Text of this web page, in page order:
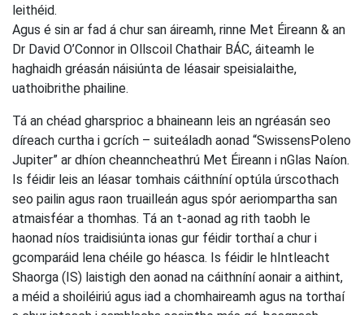
leithéid.
Agus é sin ar fad á chur san áireamh, rinne Met Éireann & an
Dr David O’Connor in Ollscoil Chathair BÁC, áiteamh le
haghaidh gréasán náisiúnta de léasair speisialaithe,
uathoibrithe phailine.
Tá an chéad gharsprioc a bhaineann leis an ngréasán seo
díreach curtha i gcrích – suiteáladh aonad “SwissensPoleno
Jupiter” ar dhíon cheanncheathrú Met Éireann i nGlas Naíon.
Is féidir leis an léasar tomhais cáithníní optúla úrscothach
seo pailin agus raon truailleán agus spór aeriompartha san
atmaisféar a thomhas. Tá an t-aonad ag rith taobh le
haonad níos traidisiúnta ionas gur féidir torthaí a chur i
gcomparáid lena chéile go héasca. Is féidir le hIntleacht
Shaorga (IS) laistigh den aonad na cáithníní aonair a aithint,
a méid a shoiléiriú agus iad a chomhaireamh agus na torthaí